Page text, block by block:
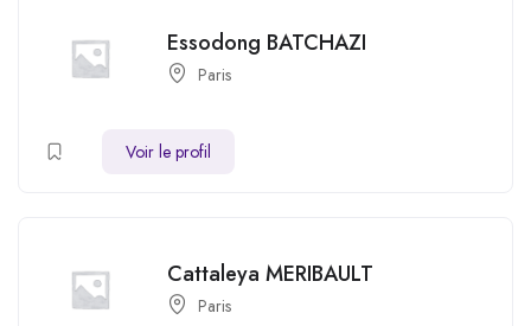
Essodong BATCHAZI
Paris
Voir le profil
Cattaleya MERIBAULT
Paris